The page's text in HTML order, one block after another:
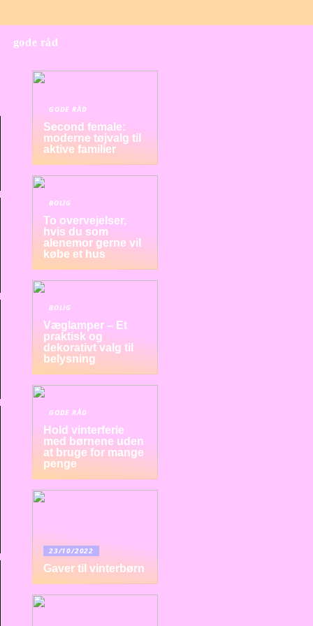
gode råd
GODE RÅD
Second female:
moderne tøjvalg til
aktive familier
BOLIG
To overvejelser,
hvis du som
alenemor gerne vil
købe et hus
BOLIG
Væglamper – Et
praktisk og
dekorativt valg til
belysning
GODE RÅD
Hold vinterferie
med børnene uden
at bruge for mange
penge
23/10/2022
Gaver til vinterbørn